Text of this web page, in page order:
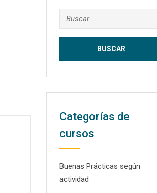
Buscar:
Categorías de
cursos
Buenas Prácticas según
actividad